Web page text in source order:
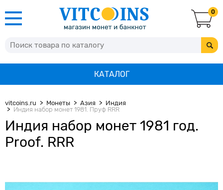
0
КАТАЛОГ
vitcoins.ru Монеты Азия
Индия
Индия набор монет 1981. Пруф RRR
Индия набор монет 1981 год.
Proof. RRR